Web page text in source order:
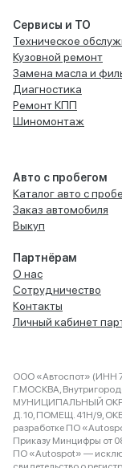
Сервисы и ТО
Техническое
Кузовной ремонт
Замена масла и
Диагностика
Ремонт КПП
Шиномонтаж
Авто с пробегом
Каталог авто с
Заказ автомобиля
Выкуп
Партнёрам
О нас
Сотрудничество
Контакты
Личный кабинет
ООО «Автоспот» (ИНН
Г.МОСКВА,
МУНИЦИПАЛЬНЫЙ
Д. 10, ПОМЕЩ. 41Н/9,
разработке ПО
Приказу Минцифры от
ПО «Autospot» —